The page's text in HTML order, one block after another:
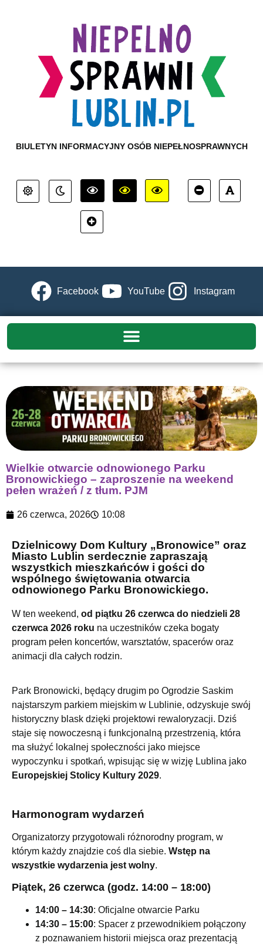
BIULETYN INFORMACYJNY OSÓB NIEPEŁNOSPRAWNYCH
Facebook YouTube Instagram
Wielkie otwarcie odnowionego Parku
Bronowickiego – zaproszenie na weekend
pełen wrażeń / z tłum. PJM
26 czerwca, 2026 10:08
Dzielnicowy Dom Kultury „Bronowice” oraz
Miasto Lublin serdecznie zapraszają
wszystkich mieszkańców i gości do
wspólnego świętowania otwarcia
odnowionego Parku Bronowickiego.
W ten weekend, od piątku 26 czerwca do niedzieli 28
czerwca 2026 roku na uczestników czeka bogaty
program pełen koncertów, warsztatów, spacerów oraz
animacji dla całych rodzin.
Park Bronowicki, będący drugim po Ogrodzie Saskim
najstarszym parkiem miejskim w Lublinie, odzyskuje swój
historyczny blask dzięki projektowi rewaloryzacji. Dziś
staje się nowoczesną i funkcjonalną przestrzenią, która
ma służyć lokalnej społeczności jako miejsce
wypoczynku i spotkań, wpisując się w wizję Lublina jako
Europejskiej Stolicy Kultury 2029.
Harmonogram wydarzeń
Organizatorzy przygotowali różnorodny program, w
którym każdy znajdzie coś dla siebie. Wstęp na
wszystkie wydarzenia jest wolny.
Piątek, 26 czerwca (godz. 14:00 – 18:00)
14:00 – 14:30: Oficjalne otwarcie Parku
14:30 – 15:00: Spacer z przewodnikiem połączony
z poznawaniem historii miejsca oraz prezentacją